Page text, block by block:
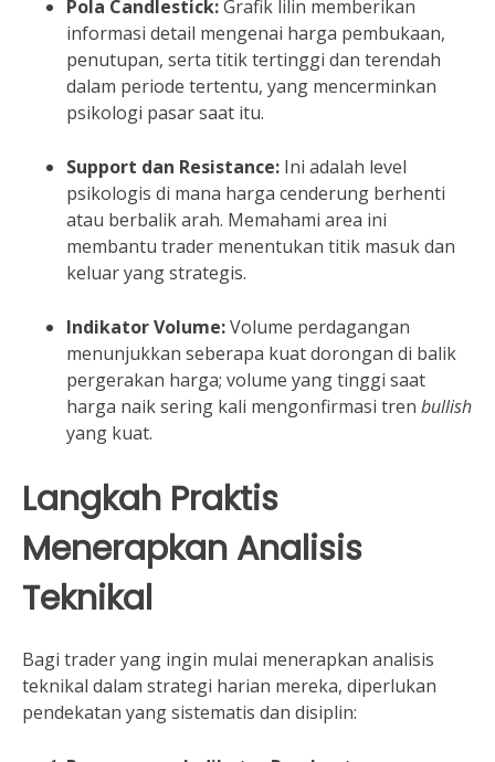
Pola Candlestick:Grafik lilin memberikan
informasi detail mengenai harga pembukaan,
penutupan, serta titik tertinggi dan terendah
dalam periode tertentu, yang mencerminkan
psikologi pasar saat itu.
Support dan Resistance: Ini adalah level
psikologis di mana harga cenderung berhenti
atau berbalik arah. Memahami area ini
membantu trader menentukan titik masuk dan
keluar yang strategis.
Indikator Volume:Volume perdagangan
menunjukkan seberapa kuat dorongan di balik
pergerakan harga; volume yang tinggi saat
harga naik sering kali mengonfirmasi tren bullish
yang kuat.
Langkah Praktis
Menerapkan Analisis
Teknikal
Bagi trader yang ingin mulai menerapkan analisis
teknikal dalam strategi harian mereka, diperlukan
pendekatan yang sistematis dan disiplin: